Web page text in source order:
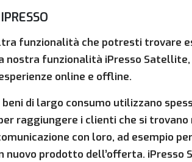
funzionalità che potresti trovare
nostra funzionalità iPresso
online e offline.
beni di largo consumo utilizzano
raggiungere i clienti che si
con loro, ad esempio
nuovo prodotto dell’offerta.